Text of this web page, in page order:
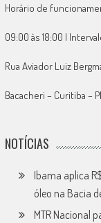
Horário de
09:00 às 18:00 |
Rua Aviador Luiz
Bacacheri – Curitiba –
NOTÍCIAS
Ibama aplica
óleo na Bacia
MTR Nacional